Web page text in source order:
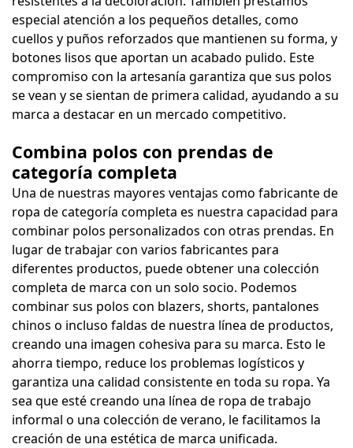
especial atención a los pequeños detalles, como
cuellos y puños reforzados que mantienen su forma, y ​​
botones lisos que aportan un acabado pulido. Este
compromiso con la artesanía garantiza que sus polos
se vean y se sientan de primera calidad, ayudando a su
marca a destacar en un mercado competitivo.
Combina polos con prendas de
categoría completa
Una de nuestras mayores ventajas como fabricante de
ropa de categoría completa es nuestra capacidad para
combinar polos personalizados con otras prendas. En
lugar de trabajar con varios fabricantes para
diferentes productos, puede obtener una colección
completa de marca con un solo socio. Podemos
combinar sus polos con blazers, shorts, pantalones
chinos o incluso faldas de nuestra línea de productos,
creando una imagen cohesiva para su marca. Esto le
ahorra tiempo, reduce los problemas logísticos y
garantiza una calidad consistente en toda su ropa. Ya
sea que esté creando una línea de ropa de trabajo
informal o una colección de verano, le facilitamos la
creación de una estética de marca unificada.